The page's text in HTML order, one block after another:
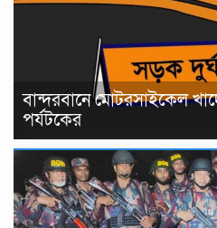
বান্দরবানে মোটরসাইকেল
পর্যটকের